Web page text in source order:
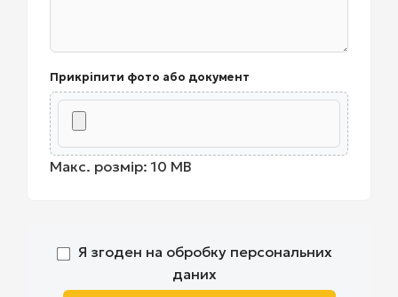
Прикріпити фото або документ
Макс. розмір: 10 MB
Я згоден на обробку персональних
даних